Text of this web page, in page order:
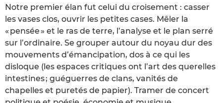
Notre premier élan fut celui du croisement : casser
les vases clos, ouvrir les petites cases. Mêler la
« pensée » et le ras de terre, l’analyse et le plan serré
sur l’ordinaire. Se grouper autour du noyau dur des
mouvements d’émancipation, dos à ce qui les
disloque (les espaces critiques ont l’art des querelles
intestines ; guéguerres de clans, vanités de
chapelles et puretés de papier). Tramer de concert